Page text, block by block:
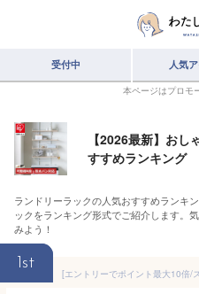
受付中 人気
本ページはプロモ
【2026最新】お
すすめランキング
ランドリーラックの人気おすすめランキ
ックをランキング形式でご紹介します。
みよう！
1st